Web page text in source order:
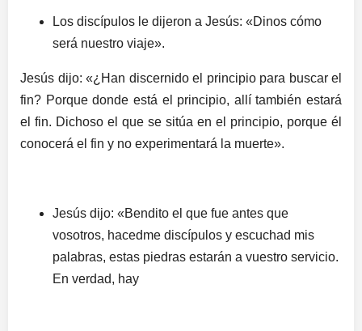
Los discípulos le dijeron a Jesús: «Dinos cómo
será nuestro viaje».
Jesús dijo: «¿Han discernido el principio para buscar el
fin? Porque donde está el principio, allí también estará
el fin. Dichoso el que se sitúa en el principio, porque él
conocerá el fin y no experimentará la muerte».
Jesús dijo: «Bendito el que fue antes que
vosotros, hacedme discípulos y escuchad mis
palabras, estas piedras estarán a vuestro servicio.
En verdad, hay